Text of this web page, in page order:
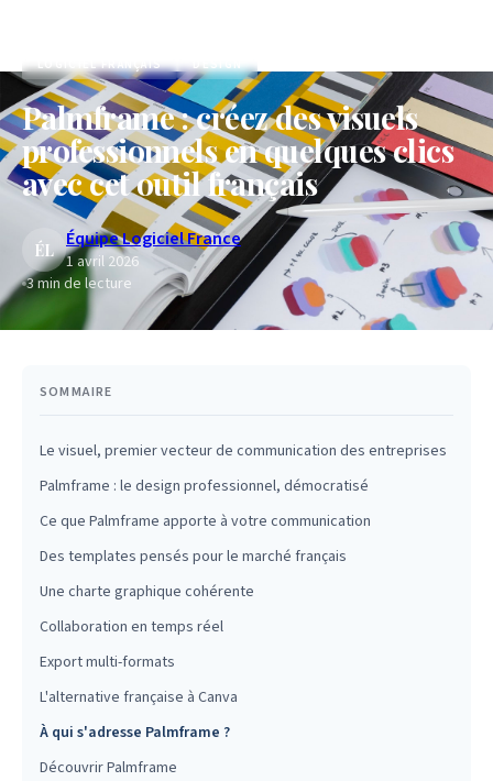
LOGICIEL FRANÇAIS DESIGN
Palmframe : créez des visuels
professionnels en quelques clics
avec cet outil français
ÉL Équipe Logiciel France
1 avril 2026
3min de lecture
SOMMAIRE
Le visuel, premier vecteur de communication des entreprises
Palmframe : le design professionnel, démocratisé
Ce que Palmframe apporte à votre communication
Des templates pensés pour le marché français
Une charte graphique cohérente
Collaboration en temps réel
Export multi-formats
L'alternative française à Canva
À qui s'adresse Palmframe ?
Découvrir Palmframe